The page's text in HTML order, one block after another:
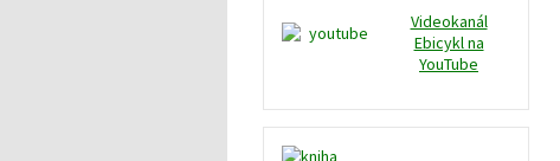
Videokanál
Ebicykl na
YouTube